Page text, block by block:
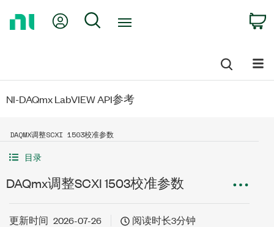
My Account
Search
NI-DAQmx LabVIEW API参考
DAQMX调整SCXI 1503校准参数
目录
DAQmx调整SCXI 1503校准参数
更新时间 2026-07-26
阅读时长3分钟